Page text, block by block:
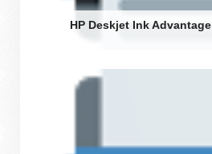
تحميل تعريف طابعة HP Deskjet Ink Advantage